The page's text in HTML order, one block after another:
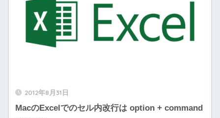
2012年8月31日
MacのExcelでのセル内改行は option + command